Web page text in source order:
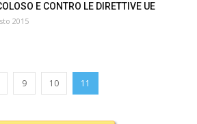
E CONTRO LE DIRETTIVE UE
2015
9 10 11